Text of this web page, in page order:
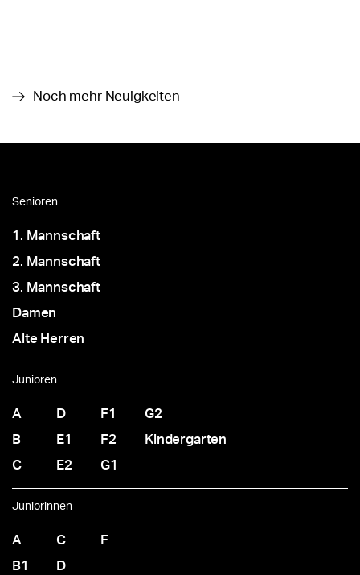
Noch mehr Neuigkeiten
Senioren
1. Mannschaft
2. Mannschaft
3. Mannschaft
Damen
Alte Herren
Junioren
A
B
C
D
E1
E2
F1
F2
G1
G2
Kindergarten
Juniorinnen
A
B1
C
D
F